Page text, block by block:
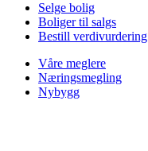
Selge bolig
Boliger til salgs
Bestill verdivurdering
Våre meglere
Næringsmegling
Nybygg